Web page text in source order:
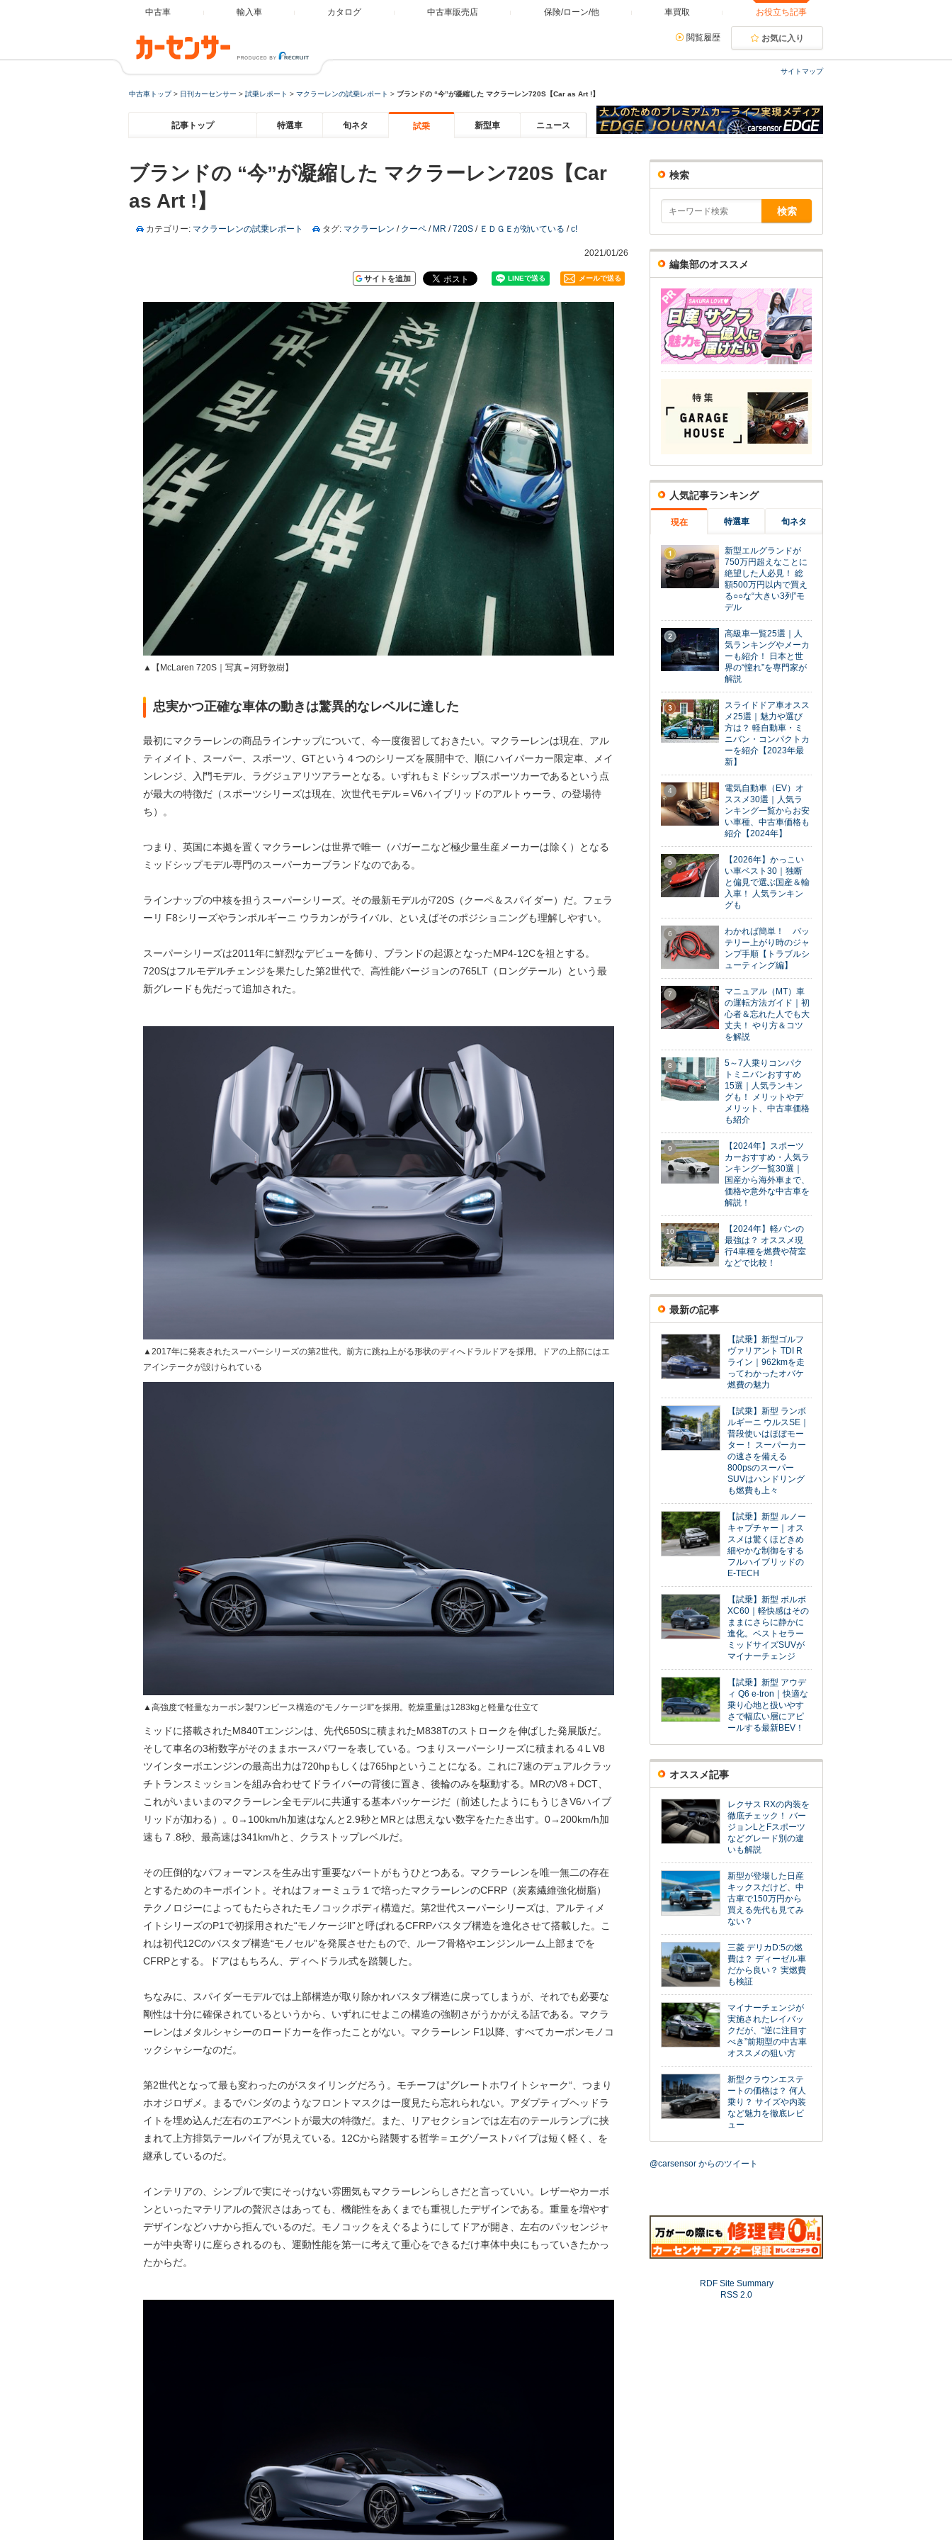
中古車 輸入車 カタログ 中古車販売店 保険/ローン/他 車買取 お役立ち記事
閲覧履歴 お気に入り
サイトマップ
中古車トップ> 日刊カーセンサー > 試乗レポート > マクラーレンの試乗レポート > ブランドの “今”が凝縮した マクラーレン720S【Car as Art !】
記事トップ 特選車 旬ネタ 試乗 新型車 ニュース
ブランドの “今”が凝縮した マクラーレン720S【Car
as Art !】
カテゴリー: マクラーレンの試乗レポート タグ: マクラーレン / クーペ / MR /720S / ＥＤＧＥが効いている /c!
2021/01/26
サイトを追加 メールで送る
▲【McLaren 720S｜写真＝河野敦樹】
忠実かつ正確な車体の動きは驚異的なレベルに達した
最初にマクラーレンの商品ラインナップについて、今一度復習しておきたい。マクラーレンは現在、アル
ティメイト、スーパー、スポーツ、GTという４つのシリーズを展開中で、順にハイパーカー限定車、メイ
ンレンジ、入門モデル、ラグジュアリツアラーとなる。いずれもミドシップスポーツカーであるという点
が最大の特徴だ（スポーツシリーズは現在、次世代モデル＝V6ハイブリッドのアルトゥーラ、の登場待
ち）。
つまり、英国に本拠を置くマクラーレンは世界で唯一（パガーニなど極少量生産メーカーは除く）となる
ミッドシップモデル専門のスーパーカーブランドなのである。
ラインナップの中核を担うスーパーシリーズ。その最新モデルが720S（クーペ＆スパイダー）だ。フェラ
ーリ F8シリーズやランボルギーニ ウラカンがライバル、といえばそのポジショニングも理解しやすい。
スーパーシリーズは2011年に鮮烈なデビューを飾り、ブランドの起源となったMP4-12Cを祖とする。
720Sはフルモデルチェンジを果たした第2世代で、高性能バージョンの765LT（ロングテール）という最
新グレードも先だって追加された。
▲2017年に発表されたスーパーシリーズの第2世代。前方に跳ね上がる形状のディへドラルドアを採用。ドアの上部にはエ
アインテークが設けられている
▲高強度で軽量なカーボン製ワンピース構造の“モノケージⅡ”を採用。乾燥重量は1283kgと軽量な仕立て
ミッドに搭載されたM840Tエンジンは、先代650Sに積まれたM838Tのストロークを伸ばした発展版だ。
そして車名の3桁数字がそのままホースパワーを表している。つまりスーパーシリーズに積まれる４L V8
ツインターボエンジンの最高出力は720hpもしくは765hpということになる。これに7速のデュアルクラッ
チトランスミッションを組み合わせてドライバーの背後に置き、後輪のみを駆動する。MRのV8＋DCT、
これがいまいまのマクラーレン全モデルに共通する基本パッケージだ（前述したようにもうじきV6ハイブ
リッドが加わる）。0→100km/h加速はなんと2.9秒とMRとは思えない数字をたたき出す。0→200km/h加
速も７.8秒、最高速は341km/hと、クラストップレベルだ。
その圧倒的なパフォーマンスを生み出す重要なパートがもうひとつある。マクラーレンを唯一無二の存在
とするためのキーポイント。それはフォーミュラ１で培ったマクラーレンのCFRP（炭素繊維強化樹脂）
テクノロジーによってもたらされたモノコックボディ構造だ。第2世代スーパーシリーズは、アルティメ
イトシリーズのP1で初採用された“モノケージⅡ”と呼ばれるCFRPバスタブ構造を進化させて搭載した。こ
れは初代12Cのバスタブ構造“モノセル”を発展させたもので、ルーフ骨格やエンジンルーム上部までを
CFRPとする。ドアはもちろん、ディヘドラル式を踏襲した。
ちなみに、スパイダーモデルでは上部構造が取り除かれバスタブ構造に戻ってしまうが、それでも必要な
剛性は十分に確保されているというから、いずれにせよこの構造の強靭さがうかがえる話である。マクラ
ーレンはメタルシャシーのロードカーを作ったことがない。マクラーレン F1以降、すべてカーボンモノコ
ックシャシーなのだ。
第2世代となって最も変わったのがスタイリングだろう。モチーフは”グレートホワイトシャーク“、つまり
ホオジロザメ。まるでパンダのようなフロントマスクは一度見たら忘れられない。アダプティブヘッドラ
イトを埋め込んだ左右のエアベントが最大の特徴だ。また、リアセクションでは左右のテールランプに挟
まれて上方排気テールパイプが見えている。12Cから踏襲する哲学＝エグゾーストパイプは短く軽く、を
継承しているのだ。
インテリアの、シンプルで実にそっけない雰囲気もマクラーレンらしさだと言っていい。レザーやカーボ
ンといったマテリアルの贅沢さはあっても、機能性をあくまでも重視したデザインである。重量を増やす
デザインなどハナから拒んでいるのだ。モノコックをえぐるようにしてドアが開き、左右のパッセンジャ
ーが中央寄りに座らされるのも、運動性能を第一に考えて重心をできるだけ車体中央にもっていきたかっ
たからだ。
検索
編集部のオススメ
人気記事ランキング
現在 特選車 旬ネタ
1
新型エルグランドが
750万円超えなことに
絶望した人必見！ 総
額500万円以内で買え
る○○な“大きい3列”モ
デル
2
高級車一覧25選｜人
気ランキングやメーカ
ーも紹介！ 日本と世
界の“憧れ”を専門家が
解説
3
スライドドア車オスス
メ25選｜魅力や選び
方は？ 軽自動車・ミ
ニバン・コンパクトカ
ーを紹介【2023年最
新】
4
電気自動車（EV）オ
ススメ30選｜人気ラ
ンキング一覧からお安
い車種、中古車価格も
紹介【2024年】
5
【2026年】かっこい
い車ベスト30｜独断
と偏見で選ぶ国産＆輸
入車！ 人気ランキン
グも
6
わかれば簡単！ バッ
テリー上がり時のジャ
ンプ手順【トラブルシ
ューティング編】
7
マニュアル（MT）車
の運転方法ガイド｜初
心者＆忘れた人でも大
丈夫！ やり方＆コツ
を解説
8
5～7人乗りコンパク
トミニバンおすすめ
15選｜人気ランキン
グも！ メリットやデ
メリット、中古車価格
も紹介
9
【2024年】スポーツ
カーおすすめ・人気ラ
ンキング一覧30選｜
国産から海外車まで、
価格や意外な中古車を
解説！
10
【2024年】軽バンの
最強は？ オススメ現
行4車種を燃費や荷室
などで比較！
最新の記事
【試乗】新型ゴルフ
ヴァリアント TDI R
ライン｜962kmを走
ってわかったオバケ
燃費の魅力
【試乗】新型 ランボ
ルギーニ ウルスSE｜
普段使いはほぼモー
ター！ スーパーカー
の速さを備える
800psのスーパー
SUVはハンドリング
も燃費も上々
【試乗】新型 ルノー
キャプチャー｜オス
スメは驚くほどきめ
細やかな制御をする
フルハイブリッドの
E-TECH
【試乗】新型 ボルボ
XC60｜軽快感はその
ままにさらに静かに
進化。ベストセラー
ミッドサイズSUVが
マイナーチェンジ
【試乗】新型 アウデ
ィ Q6 e-tron｜快適な
乗り心地と扱いやす
さで幅広い層にアピ
ールする最新BEV！
オススメ記事
レクサス RXの内装を
徹底チェック！ バー
ジョンLとFスポーツ
などグレード別の違
いも解説
新型が登場した日産
キックスだけど、中
古車で150万円から
買える先代も見てみ
ない？
三菱 デリカD:5の燃
費は？ ディーゼル車
だから良い？ 実燃費
も検証
マイナーチェンジが
実施されたレイバッ
クだが、“逆に注目す
べき”前期型の中古車
オススメの狙い方
新型クラウンエステ
ートの価格は？ 何人
乗り？ サイズや内装
など魅力を徹底レビ
ュー
@carsensor からのツイート
RDF Site Summary
RSS 2.0